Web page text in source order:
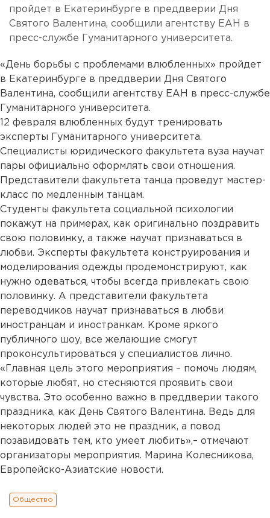
пройдет в Екатеринбурге в преддверии Дня
Святого Валентина, сообщили агентству ЕАН в
пресс-службе Гуманитарного университета.
«День борьбы с проблемами влюбленных» пройдет
в Екатеринбурге в преддверии Дня Святого
Валентина, сообщили агентству ЕАН в пресс-службе
Гуманитарного университета.
12 февраля влюбленных будут тренировать
эксперты Гуманитарного университета.
Специалисты юридического факультета вуза научат
пары официально оформлять свои отношения.
Представители факультета танца проведут мастер-
класс по медленным танцам.
Студенты факультета социальной психологии
покажут на примерах, как оригинально поздравить
свою половинку, а также научат признаваться в
любви. Эксперты факультета конструирования и
моделирования одежды продемонстрируют, как
нужно одеваться, чтобы всегда привлекать свою
половинку. А представители факультета
переводчиков научат признаваться в любви
иностранцам и иностранкам. Кроме яркого
публичного шоу, все желающие смогут
проконсультироваться у специалистов лично.
«Главная цель этого мероприятия – помочь людям,
которые любят, но стесняются проявить свои
чувства. Это особенно важно в преддверии такого
праздника, как День Святого Валентина. Ведь для
некоторых людей это не праздник, а повод
позавидовать тем, кто умеет любить»,– отмечают
организаторы мероприятия. Марина Колесникова,
Европейско-Азиатские новости.
Общество